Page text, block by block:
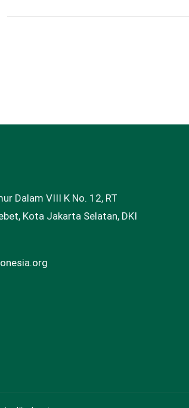
Dalam VIII K No. 12, RT
Kota Jakarta Selatan, DKI